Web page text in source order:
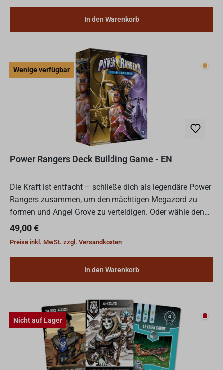
In den Warenkorb
Wenige verfügbar
Power Rangers Deck Building Game - EN
Die Kraft ist entfacht – schließe dich als legendäre Power
Rangers zusammen, um den mächtigen Megazord zu
formen und Angel Grove zu verteidigen. Oder wähle den
dunklen Pfad und schmiede als Schurke finstere Pläne,
um...
Regulärer Preis:
49,00 €
Preise inkl. MwSt. zzgl. Versandkosten
In den Warenkorb
Nicht auf Lager Nicht